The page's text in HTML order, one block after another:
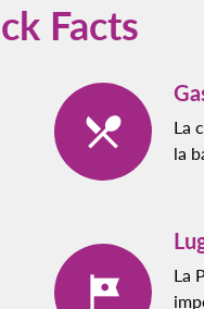
Facts
La
la
La